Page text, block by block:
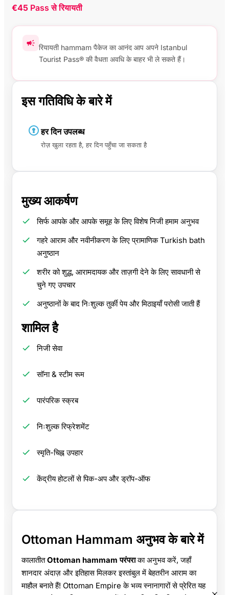
€45 Pass से रियायती
रियायती hammam पैकेज का आनंद आप अपने Istanbul
Tourist Pass® की वैधता अवधि के बाहर भी ले सकते हैं।
इस गतिविधि के बारे में
हर दिन उपलब्ध
रोज़ खुला रहता है, हर दिन पहुँचा जा सकता है
मुख्य आकर्षण
सिर्फ आपके और आपके समूह के लिए विशेष निजी हमाम अनुभव
गहरे आराम और नवीनीकरण के लिए प्रामाणिक Turkish bath
अनुष्ठान
शरीर को शुद्ध, आरामदायक और ताज़गी देने के लिए सावधानी से
चुने गए उपचार
अनुष्ठानों के बाद निःशुल्क तुर्की पेय और मिठाइयाँ परोसी जाती हैं
शामिल है
निजी सेवा
सॉना & स्टीम रूम
पारंपरिक स्क्रब
निःशुल्क रिफ्रेशमेंट
स्मृति-चिह्न उपहार
केंद्रीय होटलों से पिक-अप और ड्रॉप-ऑफ
Ottoman Hammam अनुभव के बारे में
कालातीतOttoman hammam परंपराका अनुभव करें, जहाँ
शानदार अंदाज़ और इतिहास मिलकर इस्तांबुल में बेहतरीन आराम का
माहौल बनाते हैं! Ottoman Empire के भव्य स्नानागारों से प्रेरित यह